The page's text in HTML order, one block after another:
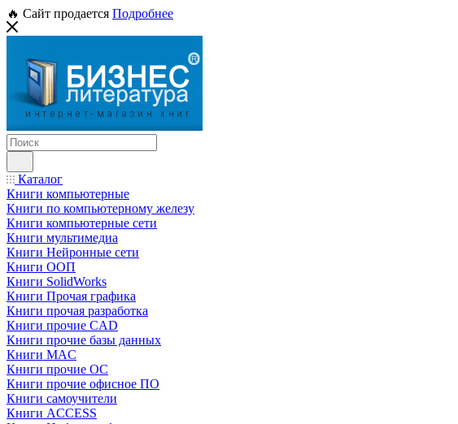
🔥 Сайт продается Подробнее
Каталог
Книги компьютерные
Книги по компьютерному железу
Книги компьютерные сети
Книги мультимедиа
Книги Нейронные сети
Книги ООП
Книги SolidWorks
Книги Прочая графика
Книги прочая разработка
Книги прочие CAD
Книги прочие базы данных
Книги MAC
Книги прочие ОС
Книги прочие офисное ПО
Книги самоучители
Книги ACCESS